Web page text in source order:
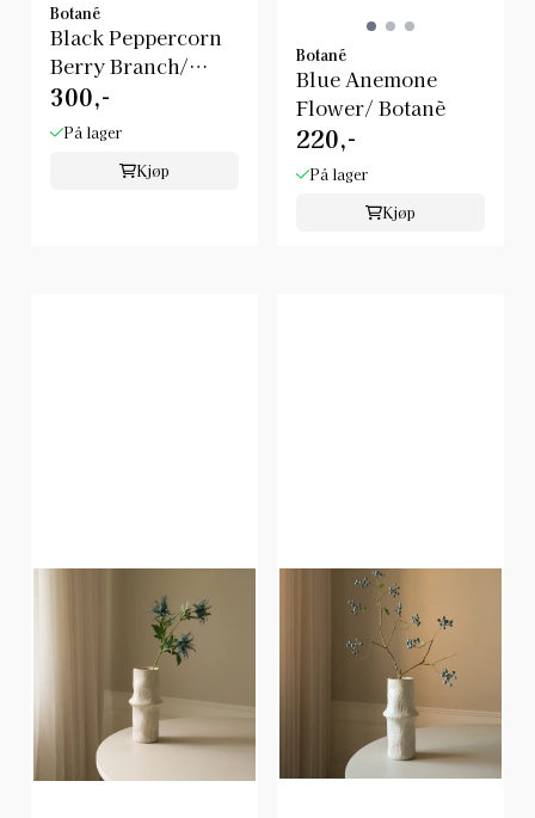
Botané
Black Peppercorn
Berry Branch/
Botanè
300,-
På lager
Kjøp
Botané
Blue Anemone
Flower/ Botanè
220,-
På lager
Kjøp